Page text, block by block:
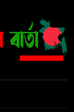
বিষ্ণু মূর্তি উদ্ধার
হা